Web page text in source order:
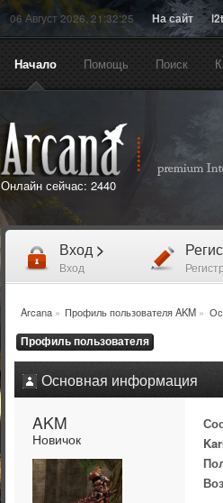
06 Август 2026, 21:32:25 На сайт
Начало Помощь Поиск
Онлайн сейчас: 2440
Вход >
Вход
Arcana» Профиль пользователя AKM »
Профиль пользователя
Основная информация
AKM
Новичок